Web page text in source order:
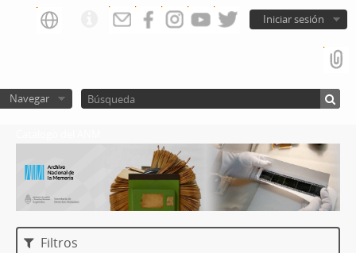
Iniciar sesión
Navegar
Filtros